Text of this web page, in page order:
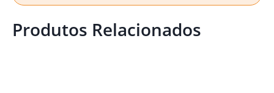
Produtos Relacionados